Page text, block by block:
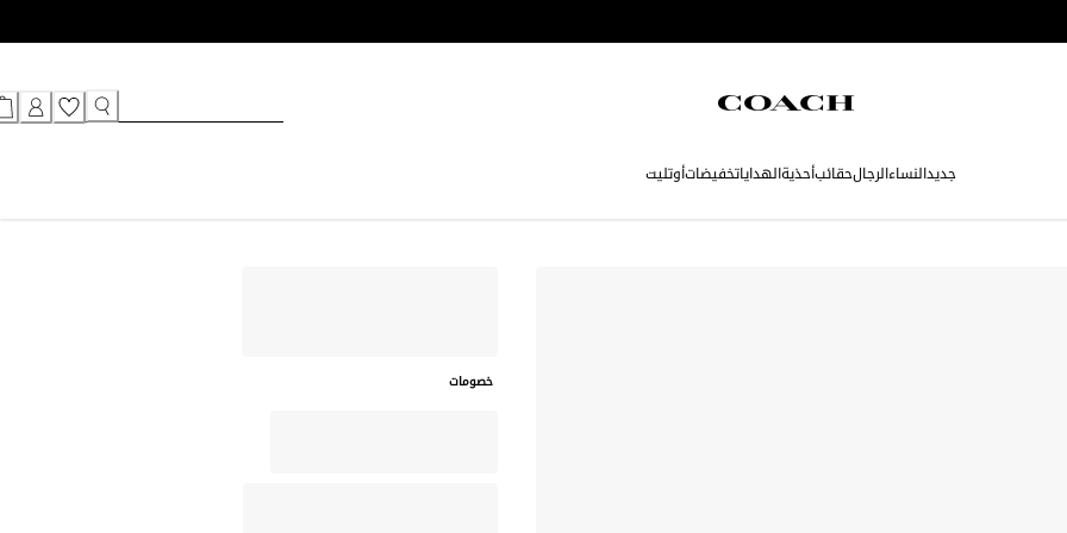
جديدالنساءالرجالحقائبأحذيةالهداياتخفيضاتأوتليت
خصومات